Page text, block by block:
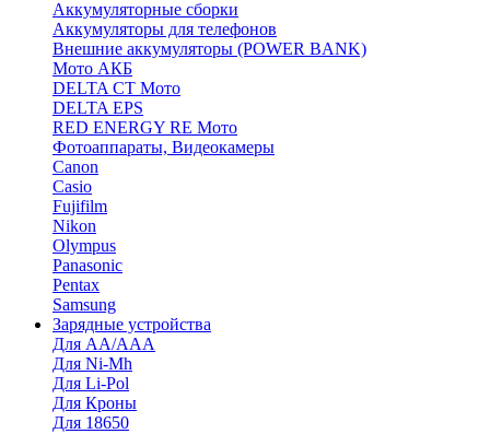
Аккумуляторные сборки
Аккумуляторы для телефонов
Внешние аккумуляторы (POWER BANK)
Мото АКБ
DELTA CT Мото
DELTA EPS
RED ENERGY RE Мото
Фотоаппараты, Видеокамеры
Canon
Casio
Fujifilm
Nikon
Olympus
Panasonic
Pentax
Samsung
Зарядные устройства
Для AA/AAA
Для Ni-Mh
Для Li-Pol
Для Кроны
Для 18650